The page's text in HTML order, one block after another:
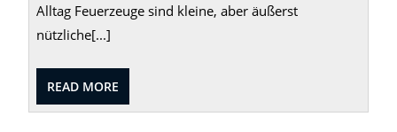
Alltag Feuerzeuge sind kleine, aber äußerst
nützliche[...]
READ MORE
MORE